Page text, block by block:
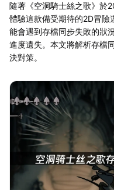
隨著《空洞騎士絲之歌》於
體驗這款備受期待的2D冒險
能會遇到存檔同步失敗的狀
進度遺失。本文將解析存檔
決對策。